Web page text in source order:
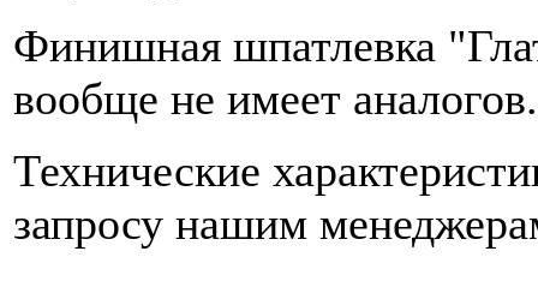
Финишная шпатлевка
вообще не имеет аналогов.
Технические
запросу нашим